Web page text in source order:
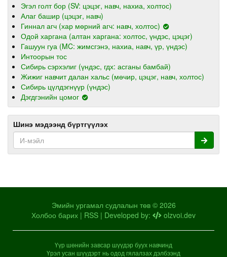
Эгэл голт бор (SV: цэцэг, навч, нахиа, холтос)
Алаг башир (цэцэг, навч)
Гиннал агч (хар мөрний агч: навч, холтос)
Одой харгана (алтан харгана: холтос, үндэс, цэцэг)
Гашуун гуа (MC: жимсгэнэ, нахиа, навч, үр, үндэс)
Интоорын тос
Сибирь сэрхэлиг (үндэс, гдх: асганы бамбай)
Жижиг навчит далан хальс (мөчир, цэцэг, навч, холтос)
Сибирь цүлдэгнүүр (үндэс)
Дэгдгэнийн цомог
Шинэ мэдээнд бүртгүүлэх
Эмийн ургамал судлалын төв © 2026
Холбоо барих | RSS | Developed by: olzvoi.dev
Үүр шөнийн завсар шүүдэр буух навчинд
Үрэл усан шүүдэрт нь одод гялалзах дэлбээнд